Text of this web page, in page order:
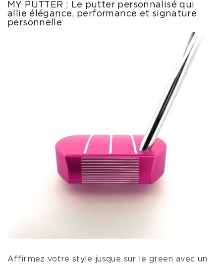
MY PUTTER : Le putter personnalisé qui
allie élégance, performance et signature
personnelle
Affirmez votre style jusque sur le green avec un